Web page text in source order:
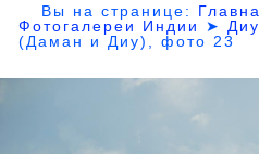
Вы на странице:
Фотогалереи Индии
➤ Диу
(Даман и Диу), фото 23